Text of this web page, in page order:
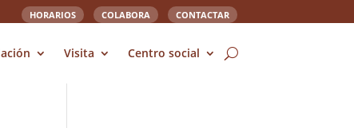
HORARIOS COLABORA CONTACTAR
Visita Centro social